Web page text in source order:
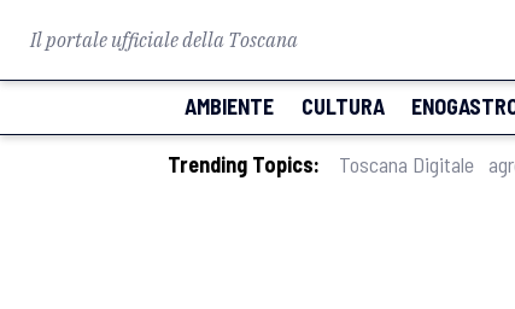
Il portale ufficiale della Toscana
AMBIENTE CULTURA
Trending Topics: Toscana Digitale